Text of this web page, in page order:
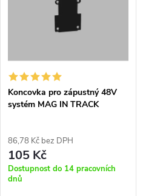
Koncovka pro zápustný 48V
systém MAG IN TRACK
86,78 Kč bez DPH
105 Kč
Dostupnost do 14 pracovních
dnů